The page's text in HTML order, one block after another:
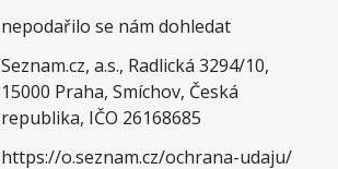
nepodařilo se nám dohledat
Seznam.cz, a.s., Radlická 3294/10,
15000 Praha, Smíchov, Česká
republika, IČO 26168685
https://o.seznam.cz/ochrana-udaju/